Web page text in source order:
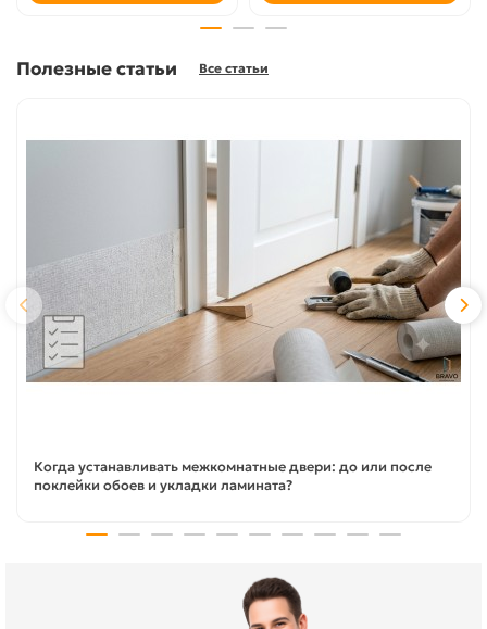
Полезные статьи Все статьи
Когда устанавливать межкомнатные двери: до или после
поклейки обоев и укладки ламината?